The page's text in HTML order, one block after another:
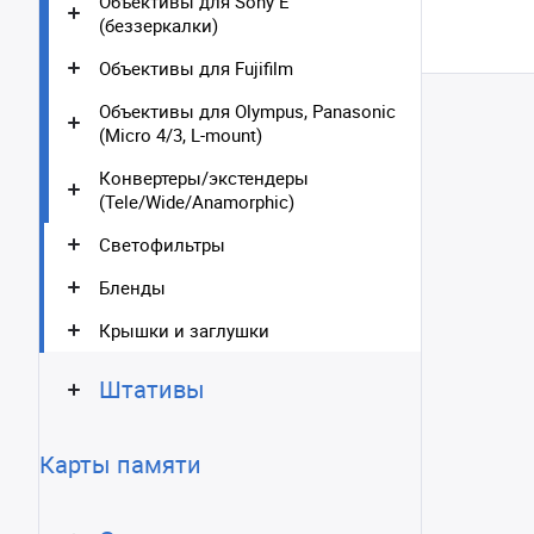
(беззеркалки)
Объективы для Fujifilm
Объективы для Olympus, Panasonic
(Micro 4/3, L-mount)
Конвертеры/экстендеры
(Tele/Wide/Anamorphic)
Светофильтры
Бленды
Крышки и заглушки
Штативы
Карты памяти